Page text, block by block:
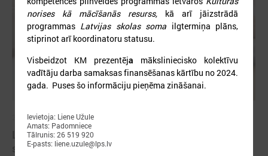
2026. gada 07. jūlijs
LPS un Labklājības ministrija pārrunā DigiSoc
sadarbības līguma nosacījumus un datu
norises kā mācīšanās resurss, kā arī jāizstrādā
programmas Latvijas skolas soma ilgtermiņa plāns,
stiprinot arī koordinatoru statusu.
Visbeidzot KM prezentēja māksliniecisko kolektīvu
vadītāju darba samaksas finansēšanas kārtību no 2024.
gada. Puses šo informāciju pieņēma zināšanai.
Ievietoja: Liene Užule
Amats: Padomniece
Tālrunis: 26 519 920
E-pasts: liene.uzule@lps.lv